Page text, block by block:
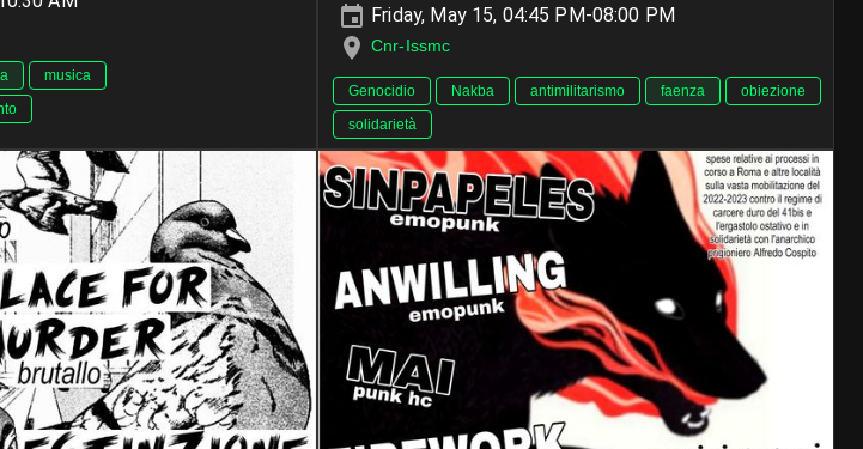
musica
Friday, May 15, 04:45 PM-08:00 PM
Cnr-Issmc
Genocidio Nakba antimilitarismo faenza
obiezione
solidarietà